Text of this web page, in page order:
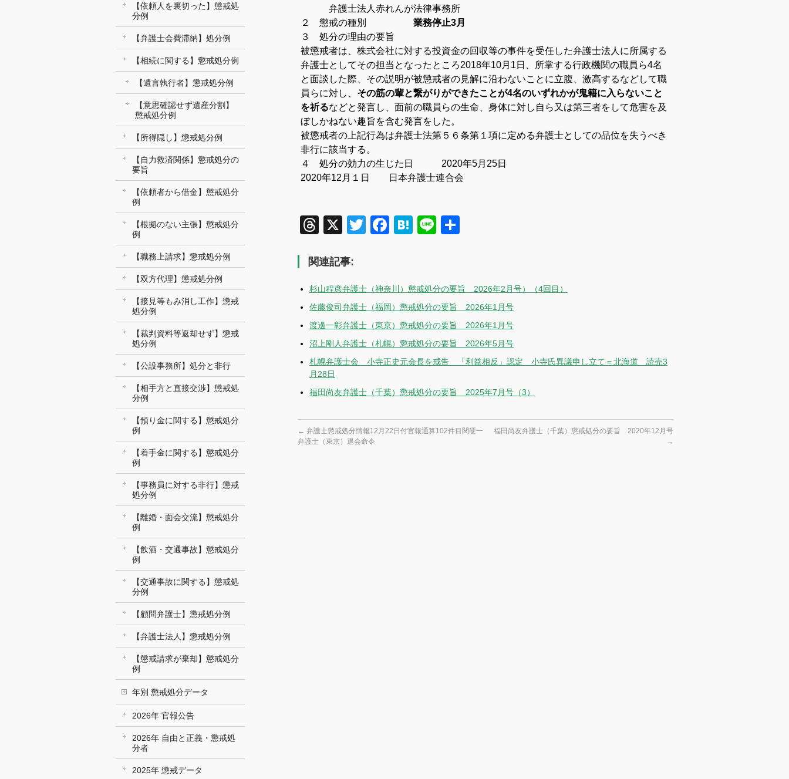
弁護士法人赤れんが法律事務所
２ 懲戒の種別
業務停止3月
３ 処分の理由の要旨
被懲戒者は、株式会社に対する投資金の回収等の事件を受任した弁護士法人に所属する
弁護士としてその担当となったところ2018年10月1日、所掌する行政機関の職員ら4名
と面談した際、その説明が被懲戒者の見解に沿わないことに立腹、激高するなどして職
員らに対し、 その筋の輩と繋がりができたことが4名のいずれかが鬼籍に入らないこと
を祈るなどと発言し、面前の職員らの生命、身体に対し自ら又は第三者をして危害を及
ぼしかねない趣旨を含む発言をした。
被懲戒者の上記行為は弁護士法第５６条第１項に定める弁護士としての品位を失うべき
非行に該当する。
４ 処分の効力の生じた日 2020年5月25日
2020年12月１日 日本弁護士連合会
Threads
X TwitterFacebook
Hatena
Line
関連記事:
杉山程彦弁護士（神奈川）懲戒処分の要旨 2026年2月号）（4回目）
佐藤俊司弁護士（福岡）懲戒処分の要旨 2026年1月号
渡邊一彰弁護士（東京）懲戒処分の要旨 2026年1月号
沼上剛人弁護士（札幌）懲戒処分の要旨 2026年5月号
札幌弁護士会 小寺正史元会長を戒告 「利益相反」認定 小寺氏異議申し立て＝北海道 読売3
月28日
福田尚友弁護士（千葉）懲戒処分の要旨 2025年7月号（3）
← 弁護士懲戒処分情報12月22日付官報通算102件目関硬一
弁護士（東京）退会命令
福田尚友弁護士（千葉）懲戒処分の要旨 2020年12月号
→
【依頼人を裏切った】懲戒処
分例
【弁護士会費滞納】処分例
【相続に関する】懲戒処分例
【遺言執行者】懲戒処分例
【意思確認せず遺産分割】
懲戒処分例
【所得隠し】懲戒処分例
【自力救済関係】懲戒処分の
要旨
【依頼者から借金】懲戒処分
例
【根拠のない主張】懲戒処分
例
【職務上請求】懲戒処分例
【双方代理】懲戒処分例
【接見等もみ消し工作】懲戒
処分例
【裁判資料等返却せず】懲戒
処分例
【公設事務所】処分と非行
【相手方と直接交渉】懲戒処
分例
【預り金に関する】懲戒処分
例
【着手金に関する】懲戒処分
例
【事務員に対する非行】懲戒
処分例
【離婚・面会交流】懲戒処分
例
【飲酒・交通事故】懲戒処分
例
【交通事故に関する】懲戒処
分例
【顧問弁護士】懲戒処分例
【弁護士法人】懲戒処分例
【懲戒請求が棄却】懲戒処分
例
年別 懲戒処分データ
2026年 官報公告
2026年 自由と正義・懲戒処
分者
2025年 懲戒データ